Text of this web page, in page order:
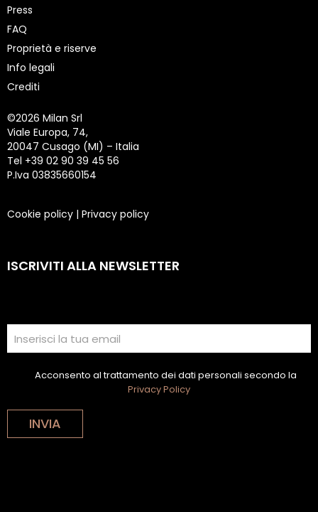
Press
FAQ
Proprietà e riserve
Info legali
Crediti
©2026 Milan Srl
Viale Europa, 74,
20047 Cusago (MI) – Italia
Tel +39 02 90 39 45 56
P.Iva 03835660154
Cookie policy | Privacy policy
ISCRIVITI ALLA NEWSLETTER
Acconsento al trattamento dei dati personali secondo la
Privacy Policy
INVIA